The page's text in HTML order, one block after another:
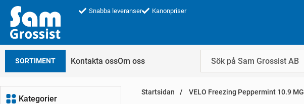
Snabba leveranser Kanonpriser
SORTIMENT Kontakta ossOm oss
Kategorier
Startsidan VELO Freezing Peppermint 10.9 MG